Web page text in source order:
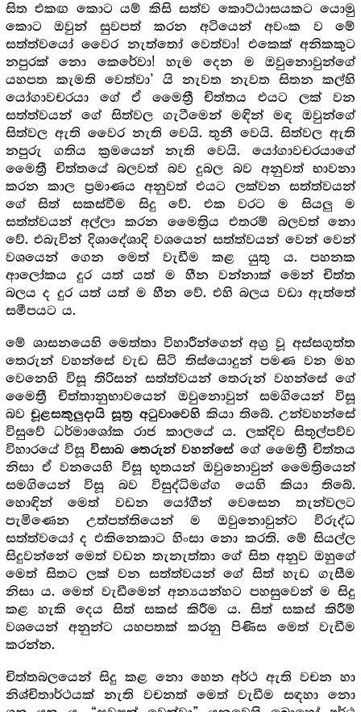
සිත එකඟ කොට යම් කිසි සත්ව කොට්ඨාසයකට යොමු
කොට ඔවුන් සුවපත් කරන අටියෙන් අවංක ව මේ
සත්ත්වයෝ වෛර නැත්තෝ වෙත්වා! එකෙක් අනිකකුට
නපුරක් නො කෙරේවා! හැම දෙන ම ඔවුනොවුන්ගේ
යහපත කැමති වෙත්වා’ යි නැවත නැවත සිතන කල්හි
යෝගාවචරයා ගේ ඒ මෛත්‍රී චිත්තය එයට ලක් වන
සත්ත්වයන් ගේ සිත්වල ගැටීමෙන් මඳින් මඳ ඔවුන්ගේ
සිත්වල ඇති වෛර නැති වෙයි. තුනී වෙයි. සිත්වල ඇති
නපුරු ගතිය ක්‍ර‍මයෙන් නැති වෙයි. යෝගාවචරයාගේ
මෛත්‍රී චිත්තයේ බලවත් බව දුබල බව අනුවත් භාවනා
කරන කාල ප්‍ර‍මාණය අනුවත් එයට ලක්වන සත්ත්වයන්
ගේ සිත් සකස්වීම සිදු වේ. එක වරට ම සියලු ම
සත්ත්වයන් අල්ලා කරන මෛත්‍රිය එතරම් බලවත් නො
වේ. එබැවින් දිශාදේශාදි වශයෙන් සත්ත්වයන් වෙන් වෙන්
වශයෙන් ගෙන මෙත් වැඩීම කළ යුතු ය. පහනක
ආලෝකය දුර යත් යත් ම හීන වන්නාක් මෙන් චිත්ත
බලය ද දුර යත් යත් ම හීන වේ. එහි බලය වඩා ඇත්තේ
සමීපයට ය.
මේ ශාසනයෙහි මෙත්තා විහාරීන්ගෙන් අග්‍ර‍ වූ අස්සගුත්ත
තෙරුන් වහන්සේ වැඩ සිටි තිස්යොදුන් පමණ වන මහ
වෙනෙහි විසූ තිරිසන් සත්ත්වයන් තෙරුන් වහන්සේ ගේ
මෛත්‍රී චිත්තානුභාවයෙන් ඔවුනොවුන් සමගියෙන් විසූ
බව චූළසකුලුදායි සූත්‍ර‍ අටුවාවෙහි කියා තිබේ. උන්වහන්සේ
විසුවේ ධර්මාශෝක රාජ කාලයේ ය. ලක්දිව සිතුල්පව්ව
විහාරයේ විසූවිසාඛ තෙරුන් වහන්සේගේ මෛත්‍රී චිත්තය
නිසා ඒ වනයෙහි විසූ භූතයන් ඔවුනොවුන් මෛත්‍රියෙන්
සමගියෙන් විසූ බව විසුද්ධිමග්ග යෙහි කියා තිබේ.
හොඳින් මෙත් වඩන යෝගීන් වෙසෙන තැන්වලට
පැමිණෙන උත්පත්තියෙන් ම ඔවුනොවුන්ට විරුද්ධ
සත්ත්වයෝ ද එකිනෙකාට හිංසා නො කරති. මේ සියල්ල
සිදුවන්නේ මෙත් වඩන තැනැත්තා ගේ සිත අනුව ඔහුගේ
මෙත් සිතට ලක් වන සත්ත්වයන් ගේ සිත් හැඩ ගැසීම
නිසා ය. මෙත් වැඩීමෙන් අන්‍යයන්හට පහසුවෙන් ම සිදු
කළ හැකි දෙය සිත් සකස් කිරීම ය. සිත් සකස් කිරීම්
වශයෙන් අනුන්ට යහපතක් කරනු පිණිස මෙත් වැඩීම
කරන්න.
චිත්තබලයෙන් සිදු කළ නො හෙන අර්ථ ඇති වචන හා
නිශ්චිතාර්ථයක් නැති වචනත් මෙත් වැඩීම සඳහා නො